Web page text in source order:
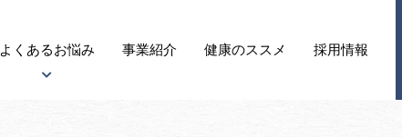
よくあるお悩み 事業紹介 健康のススメ 採用情報